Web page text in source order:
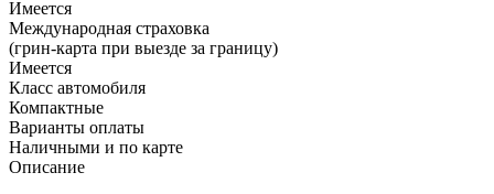
Имеется
Международная страховка
(грин-карта при выезде за границу)
Имеется
Класс автомобиля
Компактные
Варианты оплаты
Наличными и по карте
Описание